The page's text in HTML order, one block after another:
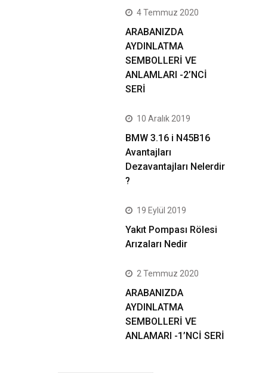
4 Temmuz 2020
ARABANIZDA
AYDINLATMA
SEMBOLLERİ VE
ANLAMLARI -2’NCİ
SERİ
10 Aralık 2019
BMW 3.16 i N45B16
Avantajları
Dezavantajları Nelerdir
?
19 Eylül 2019
Yakıt Pompası Rölesi
Arızaları Nedir
2 Temmuz 2020
ARABANIZDA
AYDINLATMA
SEMBOLLERİ VE
ANLAMARI -1’NCİ SERİ